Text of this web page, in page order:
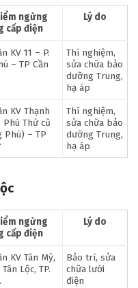
ngừng
cấp điện
Lý do
KV 11 – P.
– TP Cần
Thí nghiệm,
sửa chữa bảo
dưỡng Trung,
hạ áp
KV Thạnh
Phú Thứ cũ
Phú) – TP
Thí nghiệm,
sửa chữa bảo
dưỡng Trung,
hạ áp
ngừng
cấp điện
Lý do
KV Tân Mỹ,
Lộc, TP.
Bảo trì, sửa
chữa lưới
điện